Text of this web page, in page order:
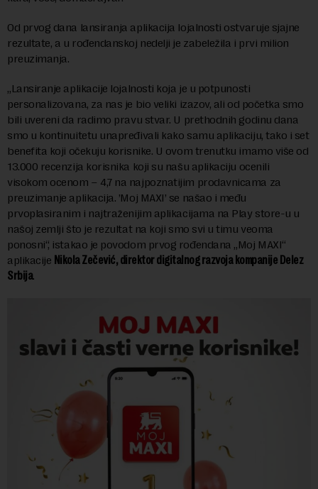
Od prvog dana lansiranja aplikacija lojalnosti ostvaruje sjajne
rezultate, a u rođendanskoj nedelji je zabeležila i prvi milion
preuzimanja.
„Lansiranje aplikacije lojalnosti koja je u potpunosti
personalizovana, za nas je bio veliki izazov, ali od početka smo
bili uvereni da radimo pravu stvar. U prethodnih godinu dana
smo u kontinuitetu unapređivali kako samu aplikaciju, tako i set
benefita koji očekuju korisnike. U ovom trenutku imamo više od
13.000 recenzija korisnika koji su našu aplikaciju ocenili
visokom ocenom – 4,7 na najpoznatijim prodavnicama za
preuzimanje aplikacija. ’Moj MAXI’ se našao i među
prvoplasiranim i najtraženijim aplikacijama na Play store-u u
našoj zemlji što je rezultat na koji smo svi u timu veoma
ponosni“, istakao je povodom prvog rođendana „Moj MAXI“
aplikacije Nikola Zečević, direktor digitalnog razvoja kompanije Delez
Srbija.